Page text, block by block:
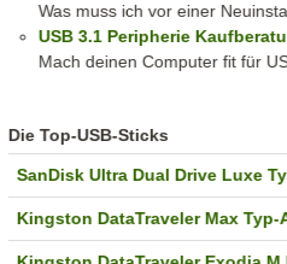
Was muss ich vor einer
USB 3.1 Peripherie
Mach deinen Computer fit für
Die Top-USB-Sticks
SanDisk Ultra Dual Drive Luxe
Kingston DataTraveler Max Typ-